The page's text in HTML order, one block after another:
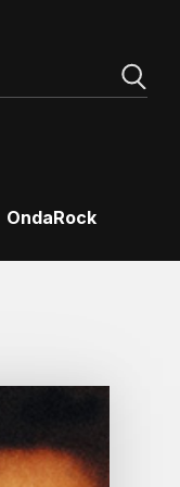
OndaRock